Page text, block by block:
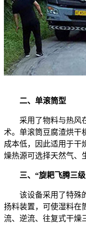
二、单滚筒型
采用了物料与热风在
术。单滚筒豆腐渣烘干
成本低，因此适用于干
燥热源可选择天然气、
三、“旋耙飞腾三级
该设备采用了特殊的
扬料装置，可使湿料在
流、逆流、往复式干燥